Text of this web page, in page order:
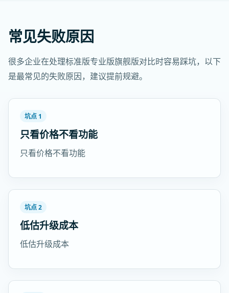
常见失败原因
很多企业在处理标准版专业版旗舰版对比时容易踩坑，以下
是最常见的失败原因，建议提前规避。
坑点 1
只看价格不看功能
只看价格不看功能
坑点 2
低估升级成本
低估升级成本